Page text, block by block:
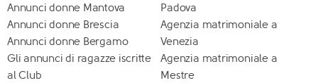
Annunci donne Mantova
Annunci donne Brescia
Annunci donne Bergamo
Gli annunci di ragazze iscritte
al Club
Padova
Agenzia matrimoniale a
Venezia
Agenzia matrimoniale a
Mestre